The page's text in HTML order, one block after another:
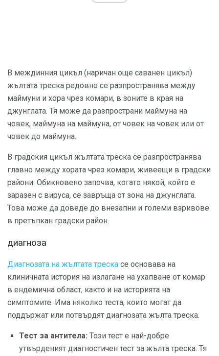
В междинния цикъл (наричан още саванен цикъл)
жълтата треска редовно се разпространява между
маймуни и хора чрез комари, в зоните в края на
джунглата. Тя може да разпространи маймуна на
човек, маймуна на маймуна, от човек на човек или от
човек до маймуна.
В градския цикъл жълтата треска се разпространява
главно между хората чрез комари, живеещи в градски
райони. Обикновено започва, когато някой, който е
заразен с вируса, се завръща от зона на джунглата.
Това може да доведе до внезапни и големи взривове
в претъпкан градски район.
диагноза
Диагнозата на жълтата треска се основава на
клиничната история на излагане на ухапване от комар
в ендемична област, както и на историята на
симптомите. Има няколко теста, които могат да
поддържат или потвърдят диагнозата жълта треска.
Тест за антитела: Този тест е най-добре
утвърденият диагностичен тест за жълта треска. Тя